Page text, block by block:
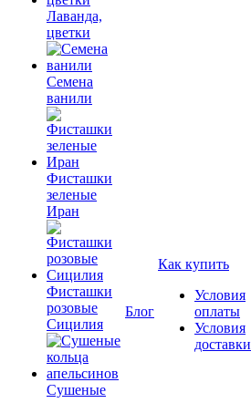
Лаванда,
цветки
Семена
ванили
Фисташки
зеленые
Иран
Фисташки
розовые
Сицилия
Сушеные
Блог
Как купить
Условия
оплаты
Условия
доставки